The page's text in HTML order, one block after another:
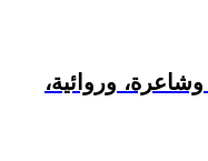
وروائية،